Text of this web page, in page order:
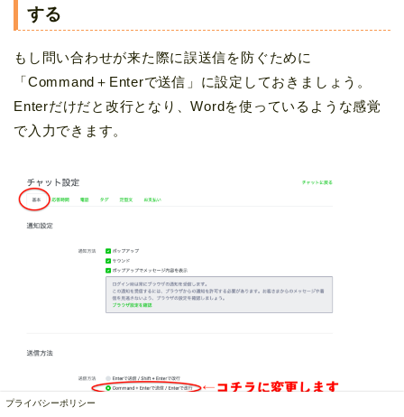
する
もし問い合わせが来た際に誤送信を防ぐために
「Command＋Enterで送信」に設定しておきましょう。
Enterだけだと改行となり、Wordを使っているような感覚
で入力できます。
プライバシーポリシー